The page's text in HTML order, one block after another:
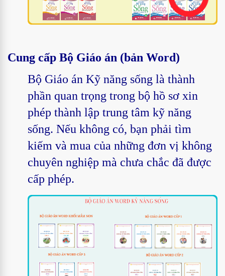
Cung cấp Bộ Giáo án (bản Word)
Bộ Giáo án Kỹ năng sống là thành
phần quan trọng trong bộ hồ sơ xin
phép thành lập trung tâm kỹ năng
sống. Nếu không có, bạn phải tìm
kiếm và mua của những đơn vị không
chuyên nghiệp mà chưa chắc đã được
cấp phép.